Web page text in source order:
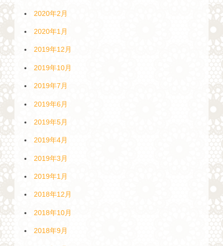
2020年2月
2020年1月
2019年12月
2019年10月
2019年7月
2019年6月
2019年5月
2019年4月
2019年3月
2019年1月
2018年12月
2018年10月
2018年9月